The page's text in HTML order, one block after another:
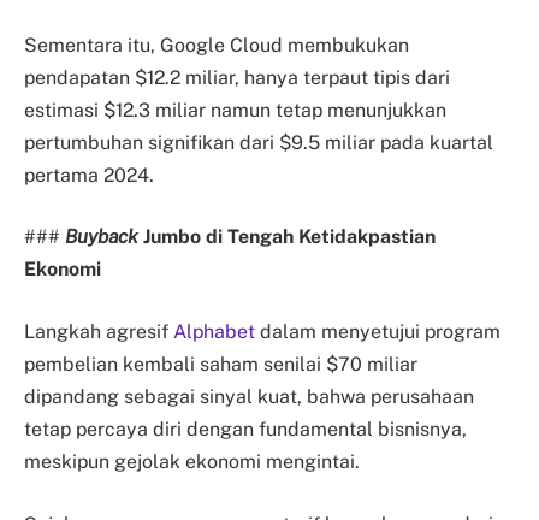
Sementara itu, Google Cloud membukukan
pendapatan $12.2 miliar, hanya terpaut tipis dari
estimasi $12.3 miliar namun tetap menunjukkan
pertumbuhan signifikan dari $9.5 miliar pada kuartal
pertama 2024.
### Buyback Jumbo di Tengah Ketidakpastian
Ekonomi
Langkah agresif Alphabet dalam menyetujui program
pembelian kembali saham senilai $70 miliar
dipandang sebagai sinyal kuat, bahwa perusahaan
tetap percaya diri dengan fundamental bisnisnya,
meskipun gejolak ekonomi mengintai.